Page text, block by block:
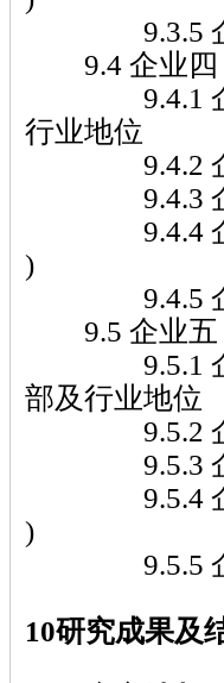
9.3.5 企业
9.4 企业四
9.4.1 企业
行业地位
9.4.2 企业
9.4.3 企业
9.4.4 企业
)
9.4.5 企业
9.5 企业五
9.5.1 企业
部及行业地位
9.5.2 企业
9.5.3 企业
9.5.4 企业
)
9.5.5 企业
10研究成果及